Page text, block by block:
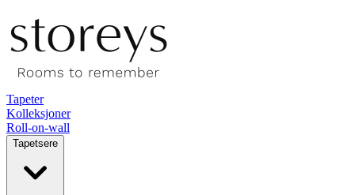
Tapeter
Kolleksjoner
Roll-on-wall
Tapetsere